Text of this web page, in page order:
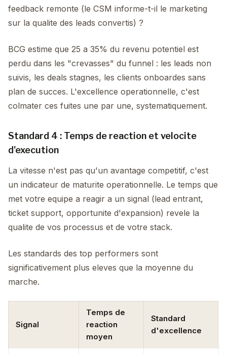
feedback remonte (le CSM informe-t-il le marketing
sur la qualite des leads convertis) ?
BCG estime que 25 a 35% du revenu potentiel est
perdu dans les "crevasses" du funnel : les leads non
suivis, les deals stagnes, les clients onboardes sans
plan de succes. L'excellence operationnelle, c'est
colmater ces fuites une par une, systematiquement.
Standard 4 : Temps de reaction et velocite
d'execution
La vitesse n'est pas qu'un avantage competitif, c'est
un indicateur de maturite operationnelle. Le temps que
met votre equipe a reagir a un signal (lead entrant,
ticket support, opportunite d'expansion) revele la
qualite de vos processus et de votre stack.
Les standards des top performers sont
significativement plus eleves que la moyenne du
marche.
Signal
Temps de
reaction
moyen
Standard
d'excellence